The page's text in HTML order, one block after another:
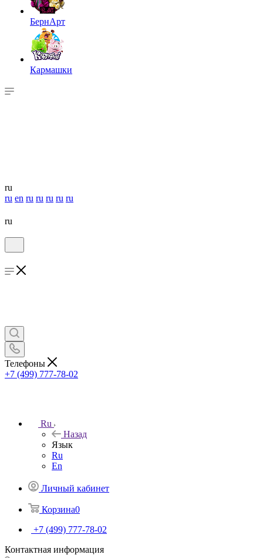
БернАрт
Кармашки
ru
ru en ru ru ru ru ru
ru
Телефоны
+7 (499) 777-78-02
Ru
Назад
Язык
Ru
En
Личный кабинет
Корзина0
+7 (499) 777-78-02
Контактная информация